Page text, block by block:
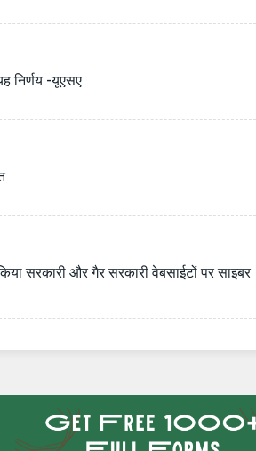
निर्णय -यूएसए
सरकारी और गैर सरकारी वेबसाईटों पर साइबर